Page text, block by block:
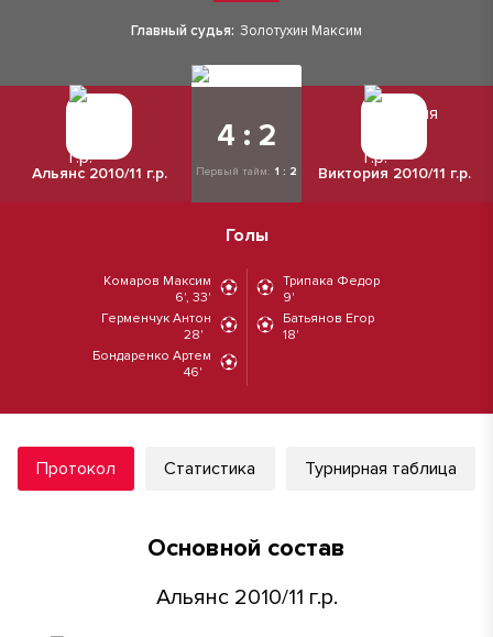
Главный судья: Золотухин Максим
Альянс 2010/11 г.р.
4 : 2
Первый тайм: 1 : 2 Виктория 2010/11 г.р.
Голы
Комаров Максим
6', 33'
Герменчук Антон
28'
Бондаренко Артем
46'
Трипака Федор
9'
Батьянов Егор
18'
Протокол Статистика Турнирная таблица
Основной состав
Альянс 2010/11 г.р.